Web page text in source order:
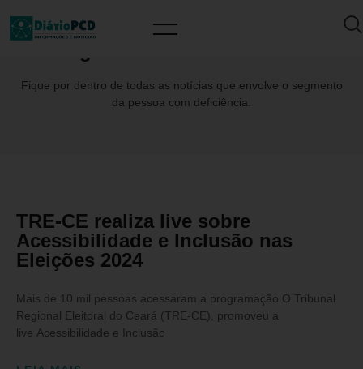
Fique por dentro de todas as notícias que envolve o segmento
da pessoa com deficiência.
TRE-CE realiza live sobre
Acessibilidade e Inclusão nas
Eleições 2024
Mais de 10 mil pessoas acessaram a programação O Tribunal
Regional Eleitoral do Ceará (TRE-CE), promoveu a
live Acessibilidade e Inclusão